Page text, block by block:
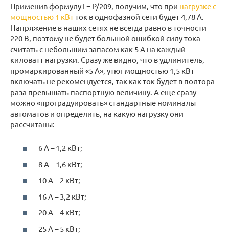
Применив формулу I = P/209, получим, что при нагрузке с
мощностью 1 кВтток в однофазной сети будет 4,78 А.
Напряжение в наших сетях не всегда равно в точности
220 В, поэтому не будет большой ошибкой силу тока
считать с небольшим запасом как 5 А на каждый
киловатт нагрузки. Сразу же видно, что в удлинитель,
промаркированный «5 А», утюг мощностью 1,5 кВт
включать не рекомендуется, так как ток будет в полтора
раза превышать паспортную величину. А еще сразу
можно «проградуировать» стандартные номиналы
автоматов и определить, на какую нагрузку они
рассчитаны:
6 А – 1,2 кВт;
8 А – 1,6 кВт;
10 А – 2 кВт;
16 А – 3,2 кВт;
20 А – 4 кВт;
25 А – 5 кВт;